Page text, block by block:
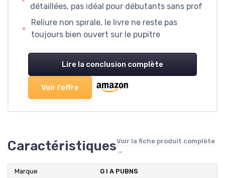
détaillées, pas idéal pour débutants sans prof
Reliure non spirale, le livre ne reste pas
toujours bien ouvert sur le pupitre
Lire la conclusion complète
Voir l'offre
CaractéristiquesVoir la fiche produit complète
→
Marque G I A PUBNS